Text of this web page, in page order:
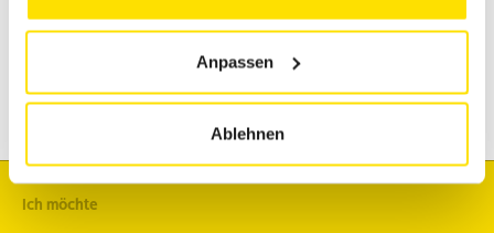
Anpassen
Ablehnen
Mobilität
Ich möchte